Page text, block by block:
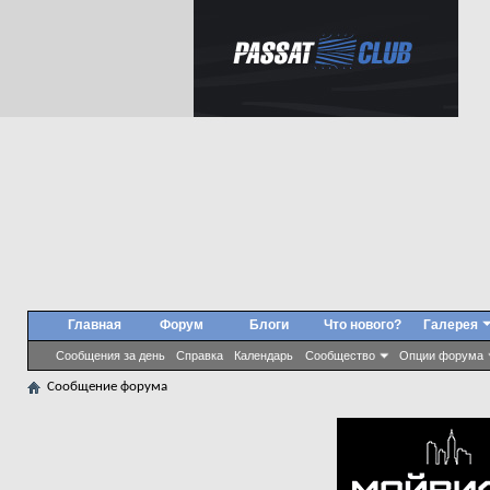
Главная Форум
Сообщения за день Справка Календарь Сообщество Опции форума
Блоги Что нового? Галерея
Сообщение форума